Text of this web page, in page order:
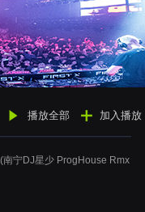
播放全部 加入播放
南宁DJ星少 ProgHouse Rmx